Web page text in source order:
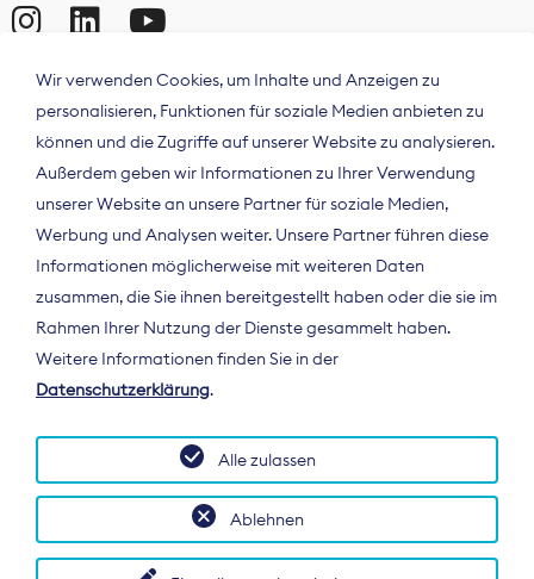
Der Bundesverband Digitalpublisher und
Zeitungsverleger (BDZV) vertritt als
Spitzenorganisation die Interessen der
Deutschland und auf EU-Ebene.
Wir verwenden Cookies, um Inhalte und Anzeigen zu
personalisieren, Funktionen für soziale Medien anbieten zu
können und die Zugriffe auf unserer Website zu analysieren.
Außerdem geben wir Informationen zu Ihrer Verwendung
unserer Website an unsere Partner für soziale Medien,
Werbung und Analysen weiter. Unsere Partner führen diese
Informationen möglicherweise mit weiteren Daten
zusammen, die Sie ihnen bereitgestellt haben oder die sie im
Rahmen Ihrer Nutzung der Dienste gesammelt haben.
Weitere Informationen finden Sie in der
Datenschutzerklärung.
Ablehnen
Alle zulassen